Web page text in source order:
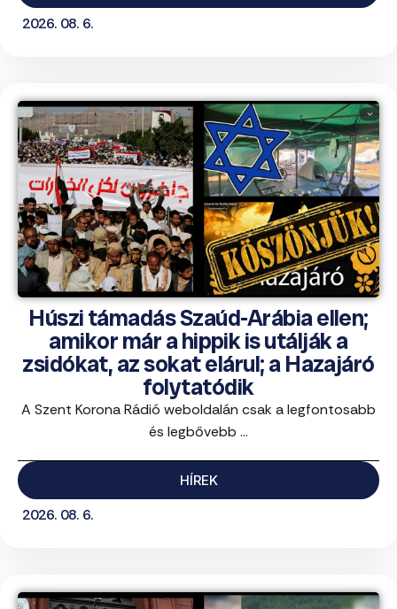
2026. 08. 6.
Húszi támadás Szaúd-Arábia ellen;
amikor már a hippik is utálják a
zsidókat, az sokat elárul; a Hazajáró
folytatódik
A Szent Korona Rádió weboldalán csak a legfontosabb
és legbővebb ...
HÍREK
2026. 08. 6.